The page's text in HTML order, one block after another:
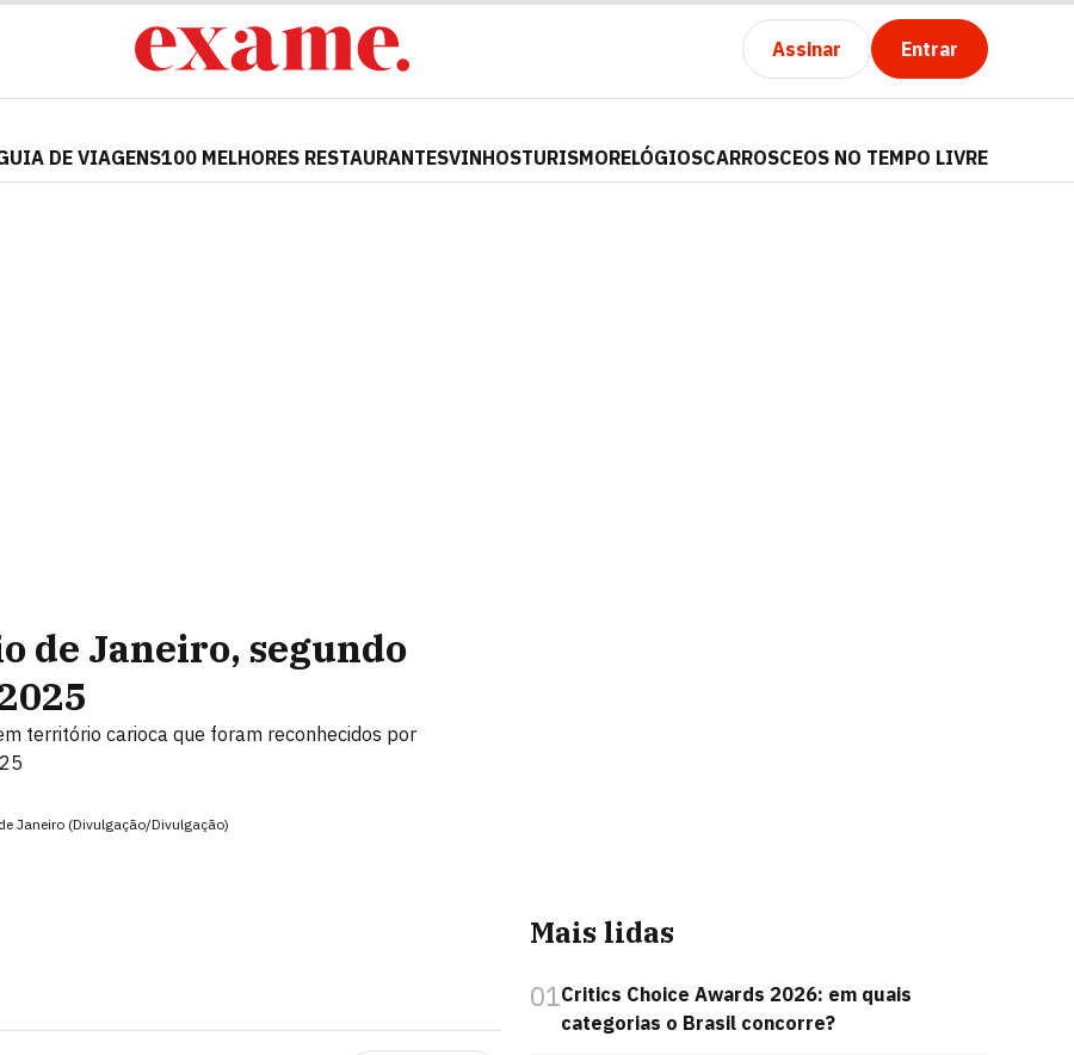
Assinar Entrar
DE VIAGENS100 MELHORES RESTAURANTESVINHOSTURISMORELÓGIOSCARROSCEOS NO TEMPO LIVRE
de Janeiro, segundo
território carioca que foram reconhecidos por
Janeiro (Divulgação/Divulgação)
Mais lidas
01Critics Choice Awards 2026: em quais
categorias o Brasil concorre?